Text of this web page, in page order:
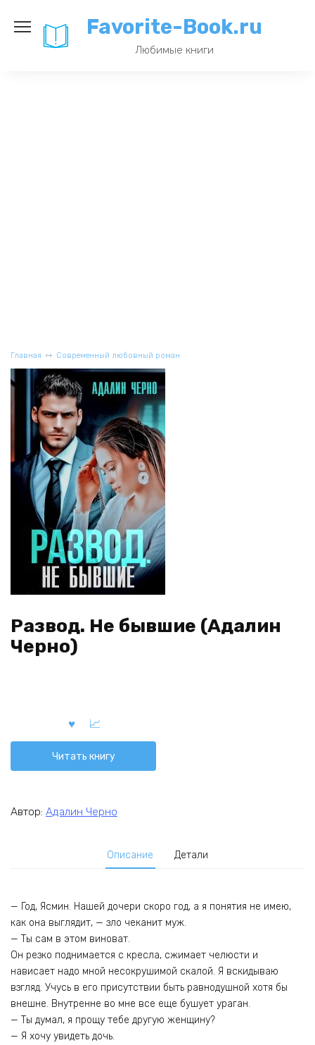
содержанию
Favorite-Book.ru
Любимые книги
Главная Современный любовный роман
Развод. Не бывшие (Адалин
Черно)
Читать книгу
Автор: Адалин Черно
Описание Детали
— Год, Ясмин. Нашей дочери скоро год, а я понятия не имею,
как она выглядит, — зло чеканит муж.
— Ты сам в этом виноват.
Он резко поднимается с кресла, сжимает челюсти и
нависает надо мной несокрушимой скалой. Я вскидываю
взгляд. Учусь в его присутствии быть равнодушной хотя бы
внешне. Внутренне во мне все еще бушует ураган.
— Ты думал, я прощу тебе другую женщину?
— Я хочу увидеть дочь.